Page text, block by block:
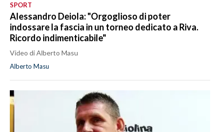
SPORT
Alessandro Deiola: "Orgoglioso di poter
indossare la fascia in un torneo dedicato a Riva.
Ricordo indimenticabile"
Video di Alberto Masu
Alberto Masu